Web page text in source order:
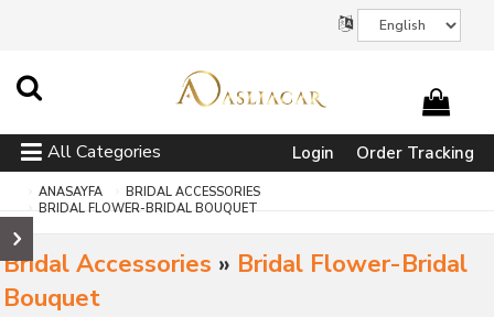
All Categories Login Order Tracking
ANASAYFA
BRIDAL ACCESSORIES
BRIDAL FLOWER-BRIDAL BOUQUET
Bridal Accessories » Bridal Flower-Bridal
Bouquet